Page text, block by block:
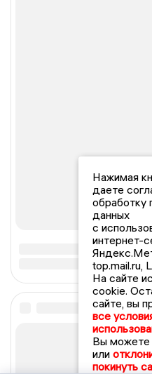
Нажимая
даете
обработку
данных
с
интернет-
top.mail.ru,
На сайте
cookie.
сайте, вы
все
Вы можете
или
покинуть